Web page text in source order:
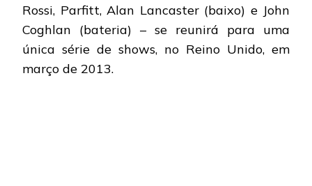
Rossi, Parfitt, Alan Lancaster (baixo) e John
Coghlan (bateria) – se reunirá para uma
única série de shows, no Reino Unido, em
março de 2013.